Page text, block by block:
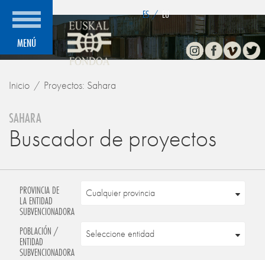
MENÚ
ES / EU
InstagramFacebook
Vimeo
Inicio Proyectos: Sahara
SAHARA
Buscador de proyectos
PROVINCIA DE
LA ENTIDAD
SUBVENCIONADORA
POBLACIÓN /
ENTIDAD
SUBVENCIONADORA